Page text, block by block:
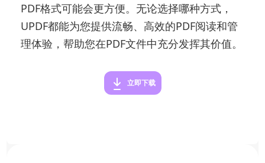
PDF格式可能会更方便。无论选择哪种方式，
UPDF都能为您提供流畅、高效的PDF阅读和管
理体验，帮助您在PDF文件中充分发挥其价值。
立即下载